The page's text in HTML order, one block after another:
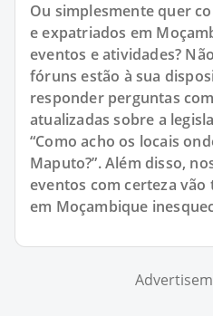
Ou simplesmente quer
e expatriados em
eventos e atividades?
fóruns estão à sua
responder perguntas
atualizadas sobre a
“Como acho os locais
Maputo?”. Além disso,
eventos com certeza
em Moçambique